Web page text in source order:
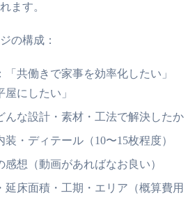
ます。
の構成：
：「共働きで家事を効率化したい」
屋にしたい」
んな設計・素材・工法で解決したか
装・ディテール（10〜15枚程度）
感想（動画があればなお良い）
延床面積・工期・エリア（概算費用